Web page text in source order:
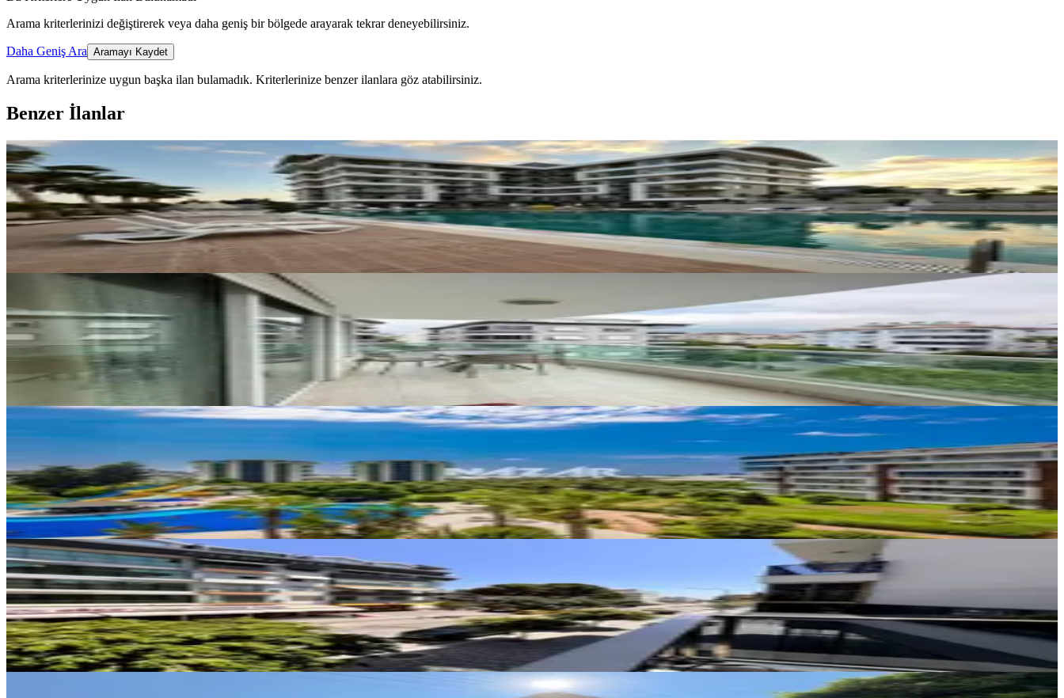
Arama kriterlerinizi değiştirerek veya daha geniş bir bölgede arayarak tekrar deneyebilirsiniz.
Daha Geniş Ara Aramayı Kaydet
Arama kriterlerinize uygun başka ilan bulamadık. Kriterlerinize benzer ilanlara göz atabilirsiniz.
Benzer İlanlar
ÖNE ÇIKAN
Avsallar Esyalı Kıralık 1+1 Daıre
Alanya, Avsallar Mahallesi
1+1·46 m²·1. Kat·06.07.2026
25.000 ₺
Evci EmlakFatma Akdenizli
Ara
Obagölde Kiralık 2+1
Alanya, Oba Mahallesi
2+1
07.08.2026
33.000 ₺
PUZZLE HOMESİlhan Can Akatmacı
Ara
YENİ
Alanya Demirtaş’ta Kiralık 2+1 Manzaralı Daire - Fortuna Resort
Alanya, Demirtaş Mahallesi
2+1·105 m²·3. Kat·07.08.2026
25.000 ₺
Nazar EmlakSamet Sivas
Ara
YENİ
Hacet Mahallesi'nde Geniş Teraslı 2+1 Ayrı Mutfaklı Kiralık Daire
Alanya, Hacet Mahallesi
2+1·100 m²·1. Kat·07.08.2026
29.000 ₺
Canhan İnşaat Gayrimenkul
Ara